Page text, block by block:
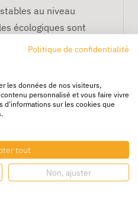
au niveau
écologiques sont
à base de matières
et amidon végétal. Le
en
des éléments
fait une solution
de huit solide et est
Politique de confidentialité
les données de nos visiteurs,
personnalisé et vous faire vivre
d'informations sur les cookies que
tout
Non, ajuster